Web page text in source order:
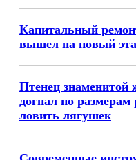
Капитальный
вышел на новый
Птенец
догнал по размерам
ловить лягушек